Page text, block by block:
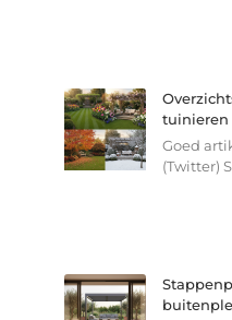
tuinieren
Goed
(Twitter)